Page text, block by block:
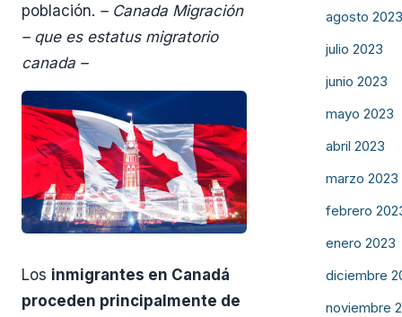
población. – Canada Migración
– que es estatus migratorio
canada –
Los inmigrantes en Canadá
proceden principalmente de
agosto 2023
julio 2023
junio 2023
mayo 2023
abril 2023
marzo 2023
febrero
enero 2023
diciembre
noviembre